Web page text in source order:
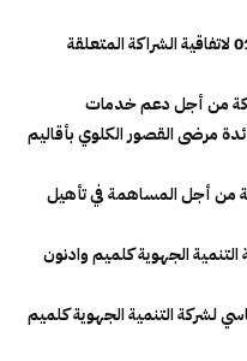
17- الدراسة والمصادقة على ملحق رقم 01 لاتفاقية الشراكة المتعلقة
من أجل دعم خدمات
مرضى القصور الكلوي بأقاليم
من أجل المساهمة في تأهيل
الجهوية كلميم وادنون
لشركة التنمية الجهوية كلميم